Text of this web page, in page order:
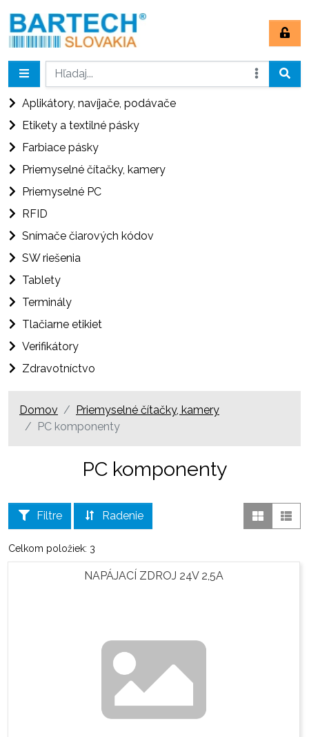
Aplikátory, navíjače, podávače
Etikety a textilné pásky
Farbiace pásky
Priemyselné čítačky, kamery
Priemyselné PC
RFID
Snímače čiarových kódov
SW riešenia
Tablety
Terminály
Tlačiarne etikiet
Verifikátory
Zdravotníctvo
Domov
Priemyselné čítačky, kamery
PC komponenty
PC komponenty
Filtre Radenie
Celkom položiek: 3
NAPÁJACÍ ZDROJ 24V 2,5A